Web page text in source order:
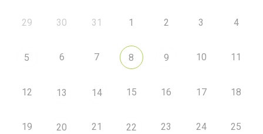
29 30 31 1 2 3 4
5 6 7 8 9 10 11
12 13 14 15 16 17 18
19 20 21 22 23 24 25